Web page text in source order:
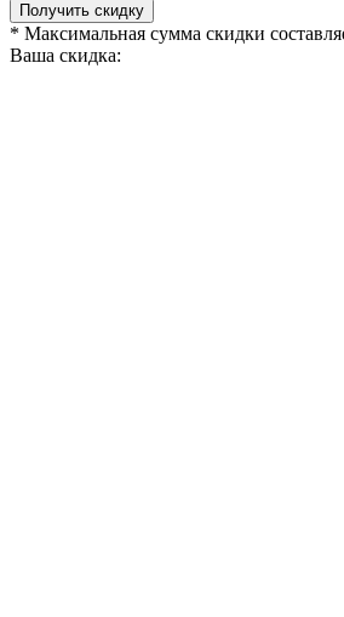
Получить скидку
* Максимальная сумма скидки
Ваша скидка: